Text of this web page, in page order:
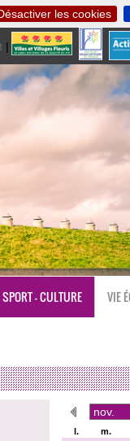
les cookies
|nl
SPORT - CULTURE VIE
l. m.